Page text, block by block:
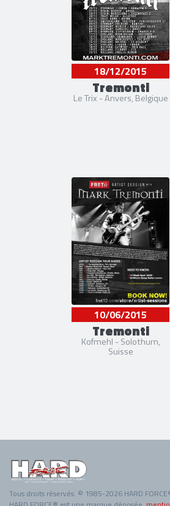
18/12/2015
Tremonti
Le Trix - Anvers, Belgique
10/06/2015
Tremonti
Kofmehl - Solothurn,
Suisse
Tous droits réservés. © 1985-2026 HARD